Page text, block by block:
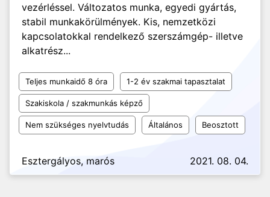
vezérléssel. Változatos munka, egyedi gyártás,
stabil munkakörülmények. Kis, nemzetközi
kapcsolatokkal rendelkező szerszámgép- illetve
alkatrész...
Teljes munkaidő 8 óra 1-2 év szakmai tapasztalat
Szakiskola / szakmunkás képző
Nem szükséges nyelvtudás Általános Beosztott
Esztergályos, marós 2021. 08. 04.